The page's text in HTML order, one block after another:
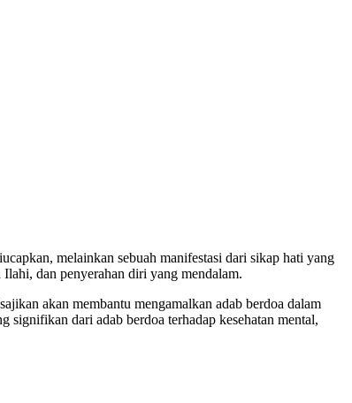
melainkan sebuah manifestasi dari sikap hati yang
dan penyerahan diri yang mendalam.
akan membantu mengamalkan adab berdoa dalam
dari adab berdoa terhadap kesehatan mental,